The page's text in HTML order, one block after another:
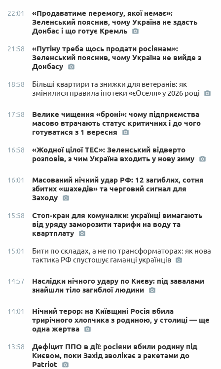
22:01
«Продаватиме перемогу, якої немає»:
Зеленський пояснив, чому Україна не здасть
Донбас і що готує Кремль
21:58
«Путіну треба щось продати росіянам»:
Зеленський пояснив, чому Україна не вийде з
Донбасу
18:58
Більші квартири та знижки для ветеранів: як
змінилися правила іпотеки «єОселя» у 2026 році
17:58
Велике чищення «броні»: чому підприємства
масово втрачають статус критичних і до чого
готуватися з 1 вересня
16:58
«Жодної цілої ТЕС»: Зеленський відверто
розповів, з чим Україна входить у нову зиму
16:01
Масований нічний удар РФ: 12 загиблих, сотня
збитих «шахедів» та черговий сигнал для
Заходу
15:58
Стоп-кран для комуналки: українці вимагають
від уряду заморозити тарифи на воду та
квартплату
15:01
Бити по складах, а не по трансформаторах: як нова
тактика РФ спустошує гаманці українців
14:57
Наслідки нічного удару по Києву: під завалами
знайшли тіло загиблої людини
14:01
Нічний терор: на Київщині Росія вбила
трирічного хлопчика з родиною, у столиці — ще
одна жертва
13:58
Дефіцит ППО в дії: росіяни вбили родину під
Києвом, поки Захід зволікає з ракетами до
Patriot